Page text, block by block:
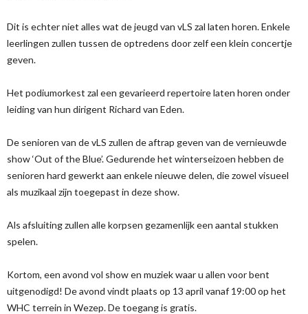
Dit is echter niet alles wat de jeugd van vLS zal laten horen. Enkele
leerlingen zullen tussen de optredens door zelf een klein concertje
geven.
Het podiumorkest zal een gevarieerd repertoire laten horen onder
leiding van hun dirigent Richard van Eden.
De senioren van de vLS zullen de aftrap geven van de vernieuwde
show ‘Out of the Blue’. Gedurende het winterseizoen hebben de
senioren hard gewerkt aan enkele nieuwe delen, die zowel visueel
als muzikaal zijn toegepast in deze show.
Als afsluiting zullen alle korpsen gezamenlijk een aantal stukken
spelen.
Kortom, een avond vol show en muziek waar u allen voor bent
uitgenodigd! De avond vindt plaats op 13 april vanaf 19:00 op het
WHC terrein in Wezep. De toegang is gratis.